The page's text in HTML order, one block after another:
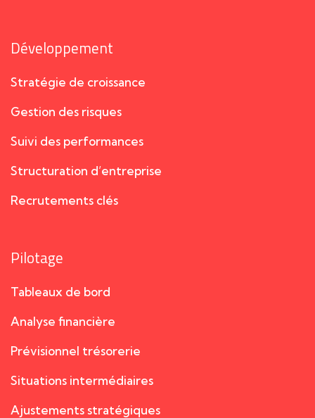
Développement
Stratégie de croissance
Gestion des risques
Suivi des performances
Structuration d’entreprise
Recrutements clés
Pilotage
Tableaux de bord
Analyse financière
Prévisionnel trésorerie
Situations intermédiaires
Ajustements stratégiques